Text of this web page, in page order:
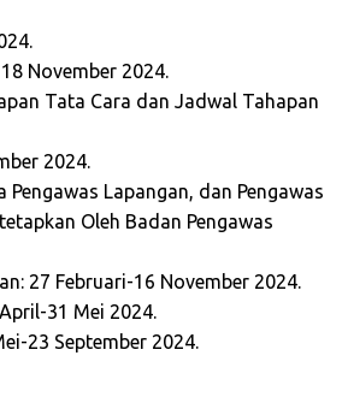
November 2024.
Tata Cara dan Jadwal Tahapan
2024.
Lapangan, dan Pengawas
Oleh Badan Pengawas
27 Februari-16 November 2024.
31 Mei 2024.
23 September 2024.